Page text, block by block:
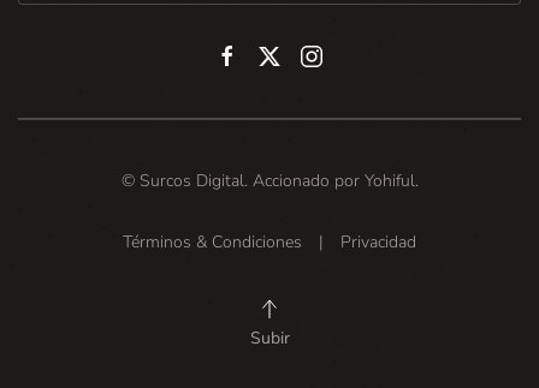
© Surcos Digital. Accionado por Yohiful.
Términos & Condiciones | Privacidad
Subir